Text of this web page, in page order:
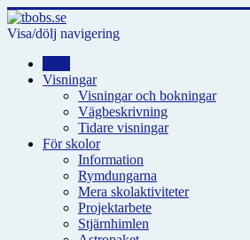
Visa/dölj navigering
Visningar
Visningar och bokningar
Vägbeskrivning
Tidare visningar
För skolor
Information
Rymdungarna
Mera skolaktiviteter
Projektarbete
Stjärnhimlen